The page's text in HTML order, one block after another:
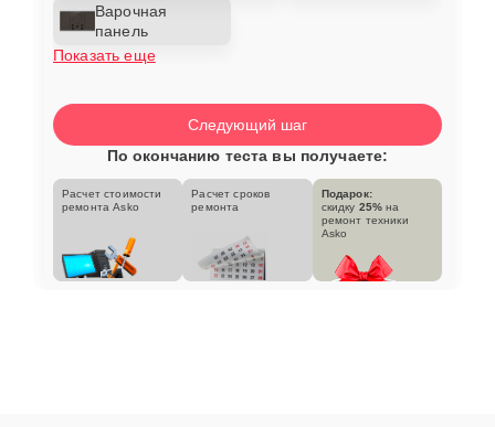
Варочная
панель
Показать еще
Следующий шаг
По окончанию теста вы получаете:
Расчет стоимости
ремонта Asko
Расчет сроков
ремонта
Подарок:
скидку 25% на
ремонт техники
Asko